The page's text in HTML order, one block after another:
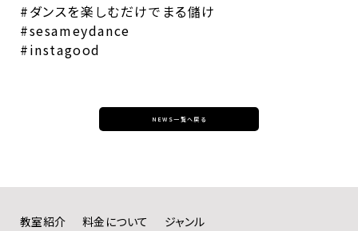
#ダンスを楽しむだけでまる儲け
#sesameydance
#instagood
NEWS一覧へ戻る
教室紹介 料金について
ジャンル